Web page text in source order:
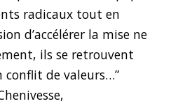
radicaux tout en
d’accélérer la mise ne
ils se retrouvent
conflit de valeurs…”